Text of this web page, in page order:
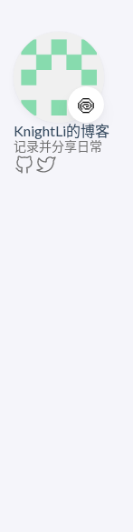
🍥
KnightLi的博客
记录并分享日常